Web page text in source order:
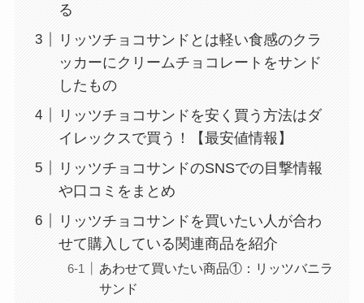
る
リッツチョコサンドとは軽い食感のクラ
ッカーにクリームチョコレートをサンド
したもの
リッツチョコサンドを安く買う方法はダ
イレックスで買う！【最安値情報】
リッツチョコサンドのSNSでの目撃情報
や口コミをまとめ
リッツチョコサンドを買いたい人が合わ
せて購入している関連商品を紹介
あわせて買いたい商品①：リッツバニラ
サンド